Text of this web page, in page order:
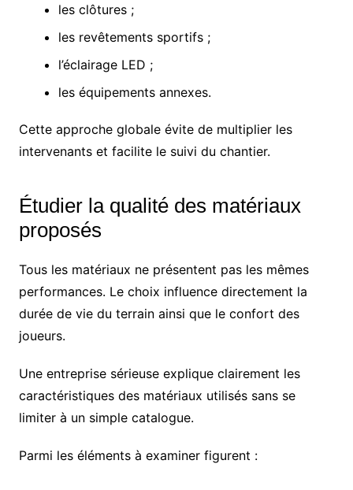
les clôtures ;
les revêtements sportifs ;
l’éclairage LED ;
les équipements annexes.
Cette approche globale évite de multiplier les
intervenants et facilite le suivi du chantier.
Étudier la qualité des matériaux
proposés
Tous les matériaux ne présentent pas les mêmes
performances. Le choix influence directement la
durée de vie du terrain ainsi que le confort des
joueurs.
Une entreprise sérieuse explique clairement les
caractéristiques des matériaux utilisés sans se
limiter à un simple catalogue.
Parmi les éléments à examiner figurent :